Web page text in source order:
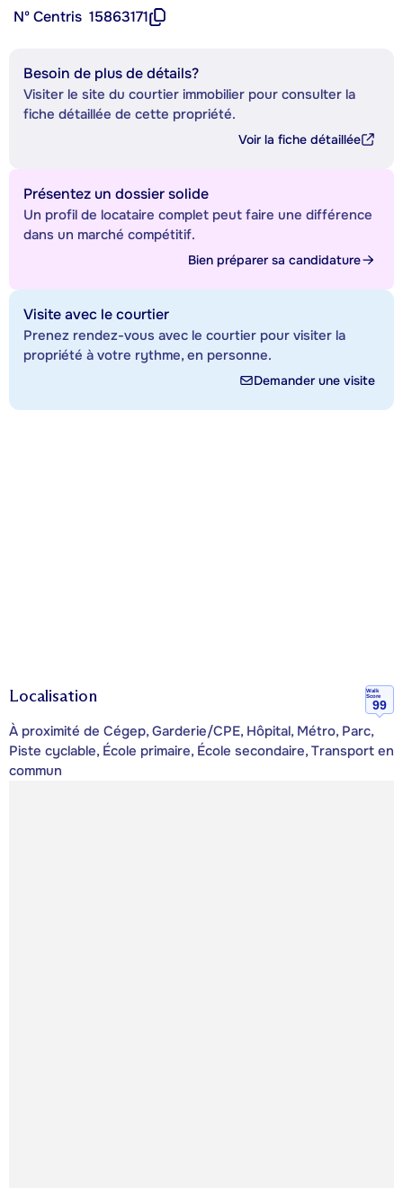
Nº Centris 15863171
Besoin de plus de détails?
Visiter le site du courtier immobilier pour consulter la
fiche détaillée de cette propriété.
Voir la fiche détaillée
Présentez un dossier solide
Un profil de locataire complet peut faire une différence
dans un marché compétitif.
Bien préparer sa candidature
Visite avec le courtier
Prenez rendez-vous avec le courtier pour visiter la
propriété à votre rythme, en personne.
Demander une visite
Localisation
Walk
Score
99
À proximité de Cégep, Garderie/CPE, Hôpital, Métro, Parc,
Piste cyclable, École primaire, École secondaire, Transport en
commun